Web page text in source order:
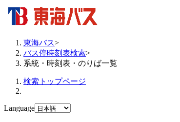
東海バス>
バス停時刻表検索>
系統・時刻表・のりば一覧
検索トップページ
Language